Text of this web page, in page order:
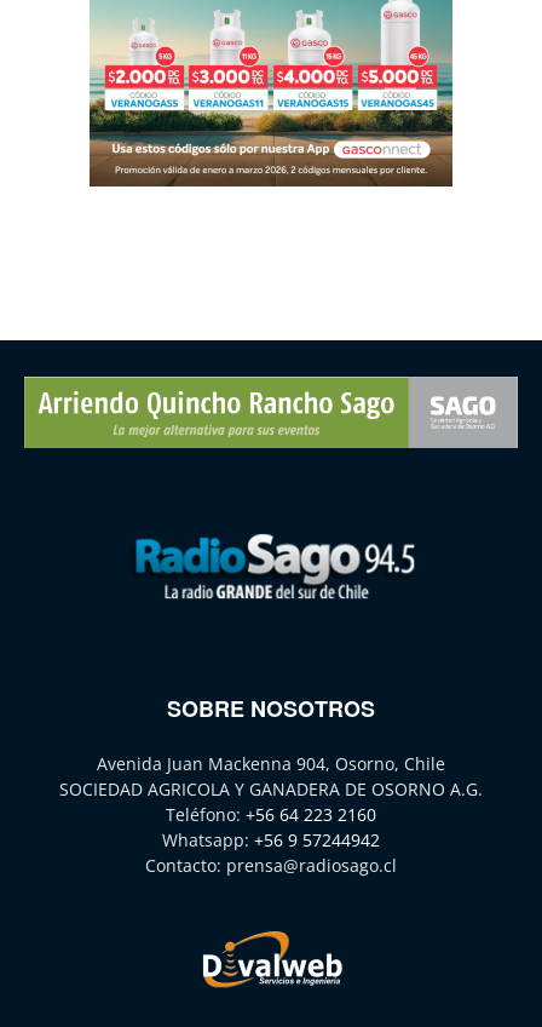
SOBRE NOSOTROS
Avenida Juan Mackenna 904, Osorno, Chile
SOCIEDAD AGRICOLA Y GANADERA DE OSORNO A.G.
Teléfono: +56 64 223 2160
Whatsapp: +56 9 57244942
Contacto: prensa@radiosago.cl